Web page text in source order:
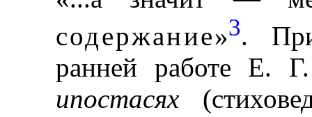
содержание»3.
ранней работе Е.
ипостасях